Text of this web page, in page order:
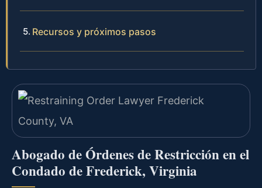
Recursos y próximos pasos
Abogado de Órdenes de Restricción en el
Condado de Frederick, Virginia